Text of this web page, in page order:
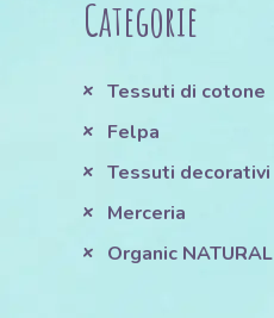
Categorie
Tessuti di cotone
Felpa
Tessuti decorativi
Merceria
Organic NATURAL